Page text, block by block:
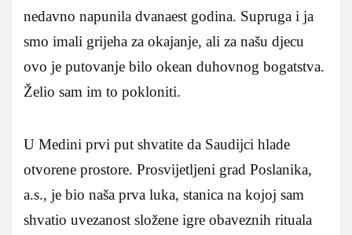
nedavno napunila dvanaest godina. Supruga i ja
smo imali grijeha za okajanje, ali za našu djecu
ovo je putovanje bilo okean duhovnog bogatstva.
Želio sam im to pokloniti.
U Medini prvi put shvatite da Saudijci hlade
otvorene prostore. Prosvijetljeni grad Poslanika,
a.s., je bio naša prva luka, stanica na kojoj sam
shvatio uvezanost složene igre obaveznih rituala